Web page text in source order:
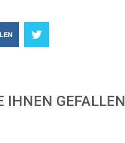
IHNEN GEFALLEN